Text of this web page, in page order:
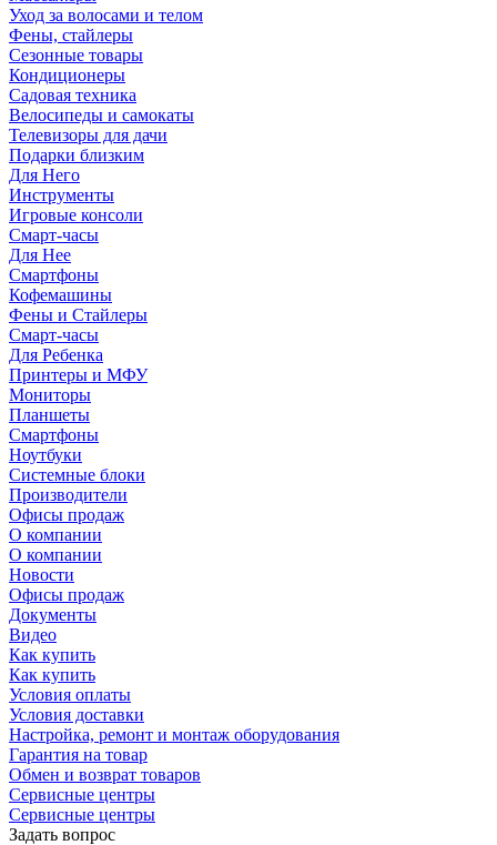
Уход за волосами и телом
Фены, стайлеры
Сезонные товары
Кондиционеры
Садовая техника
Велосипеды и самокаты
Телевизоры для дачи
Подарки близким
Для Него
Инструменты
Игровые консоли
Смарт-часы
Для Нее
Смартфоны
Кофемашины
Фены и Стайлеры
Смарт-часы
Для Ребенка
Принтеры и МФУ
Мониторы
Планшеты
Смартфоны
Ноутбуки
Системные блоки
Производители
Офисы продаж
О компании
О компании
Новости
Офисы продаж
Документы
Видео
Как купить
Как купить
Условия оплаты
Условия доставки
Настройка, ремонт и монтаж оборудования
Гарантия на товар
Обмен и возврат товаров
Сервисные центры
Сервисные центры
Задать вопрос